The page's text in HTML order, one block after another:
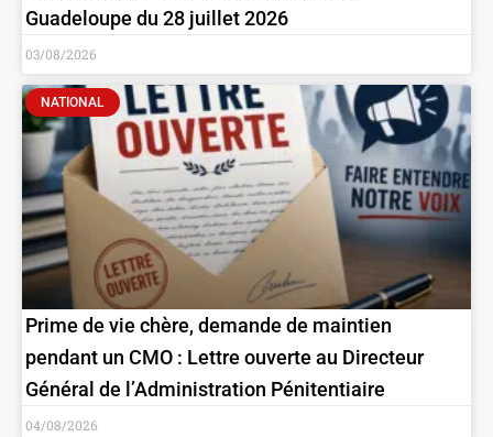
Guadeloupe du 28 juillet 2026
03/08/2026
NATIONAL
Prime de vie chère, demande de maintien
pendant un CMO : Lettre ouverte au Directeur
Général de l’Administration Pénitentiaire
04/08/2026